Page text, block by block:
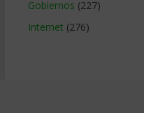
Gobiernos (227)
Internet (276)